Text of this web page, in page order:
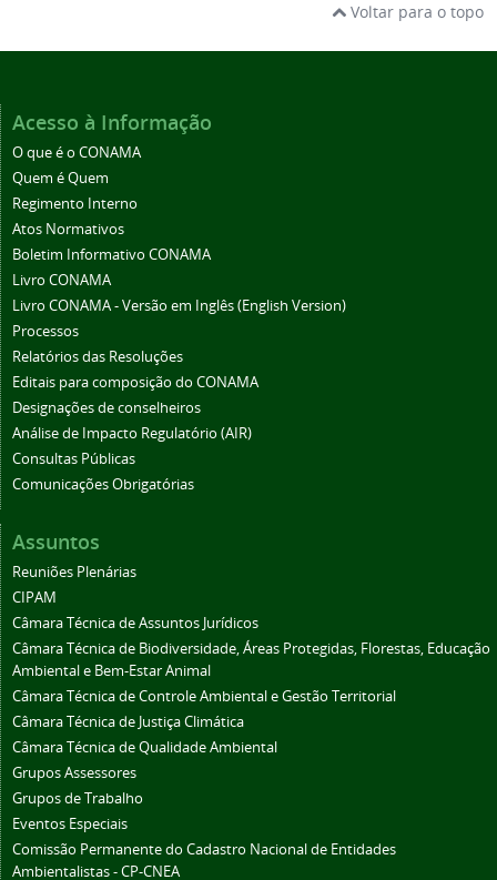
Voltar para o topo
Acesso à Informação
O que é o CONAMA
Quem é Quem
Regimento Interno
Atos Normativos
Boletim Informativo CONAMA
Livro CONAMA
Livro CONAMA - Versão em Inglês (English Version)
Processos
Relatórios das Resoluções
Editais para composição do CONAMA
Designações de conselheiros
Análise de Impacto Regulatório (AIR)
Consultas Públicas
Comunicações Obrigatórias
Assuntos
Reuniões Plenárias
CIPAM
Câmara Técnica de Assuntos Jurídicos
Câmara Técnica de Biodiversidade, Áreas Protegidas, Florestas, Educação
Ambiental e Bem-Estar Animal
Câmara Técnica de Controle Ambiental e Gestão Territorial
Câmara Técnica de Justiça Climática
Câmara Técnica de Qualidade Ambiental
Grupos Assessores
Grupos de Trabalho
Eventos Especiais
Comissão Permanente do Cadastro Nacional de Entidades
Ambientalistas - CP-CNEA